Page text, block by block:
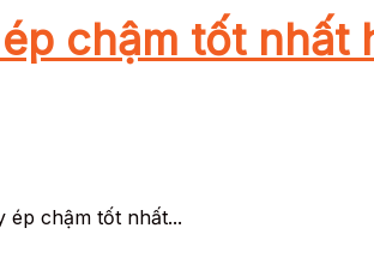
chậm tốt nhất
ép chậm tốt nhất...